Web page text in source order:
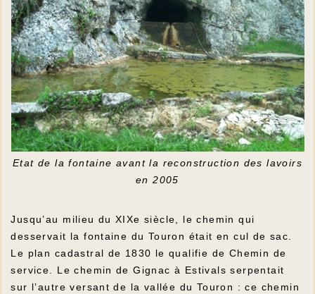
Etat de la fontaine avant la reconstruction des lavoirs
en 2005
Jusqu’au milieu du XIXe siècle, le chemin qui
desservait la fontaine du Touron était en cul de sac.
Le plan cadastral de 1830 le qualifie de Chemin de
service. Le chemin de Gignac à Estivals serpentait
sur l’autre versant de la vallée du Touron : ce chemin